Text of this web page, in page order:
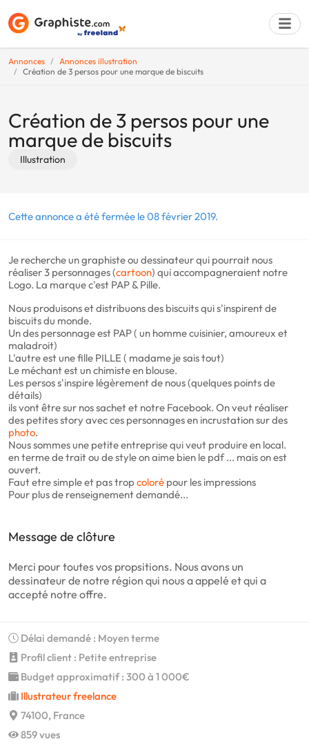
Annonces
Annonces illustration
Création de 3 persos pour une marque de biscuits
Création de 3 persos pour une
marque de biscuits
Illustration
Cette annonce a été fermée le 08 février 2019.
Je recherche un graphiste ou dessinateur qui pourrait nous
réaliser 3 personnages (cartoon) qui accompagneraient notre
Logo. La marque c'est PAP & Pille.
Nous produisons et distribuons des biscuits qui s'inspirent de
biscuits du monde.
Un des personnage est PAP ( un homme cuisinier, amoureux et
maladroit)
L'autre est une fille PILLE ( madame je sais tout)
Le méchant est un chimiste en blouse.
Les persos s'inspire légèrement de nous (quelques points de
détails)
ils vont être sur nos sachet et notre Facebook. On veut réaliser
des petites story avec ces personnages en incrustation sur des
photo.
Nous sommes une petite entreprise qui veut produire en local.
en terme de trait ou de style on aime bien le pdf ... mais on est
ouvert.
Faut etre simple et pas tropcoloré pour les impressions
Pour plus de renseignement demandé...
Message de clôture
Merci pour toutes vos propsitions. Nous avons un
dessinateur de notre région qui nous a appelé et qui a
accepté notre offre.
Délai demandé : Moyen terme
Profil client : Petite entreprise
Budget approximatif : 300 à 1 000€
Illustrateur freelance
74100, France
859 vues